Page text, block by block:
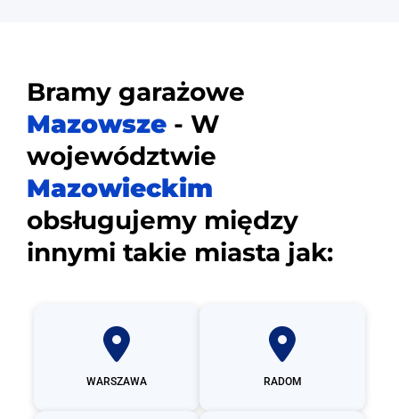
Bramy garażowe
Mazowsze - W
województwie
Mazowieckim
obsługujemy między
innymi takie miasta jak:
WARSZAWA RADOM